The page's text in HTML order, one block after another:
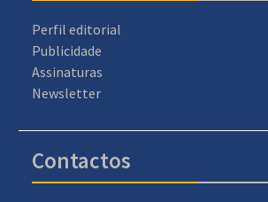
Perfil editorial
Publicidade
Assinaturas
Newsletter
Contactos